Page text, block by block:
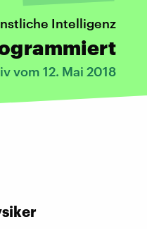
Intelligenz
vom 12. Mai 2018